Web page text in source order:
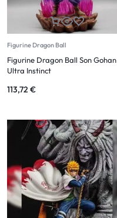
Figurine Dragon Ball
Figurine Dragon Ball Son Gohan
Ultra Instinct
113,72 €